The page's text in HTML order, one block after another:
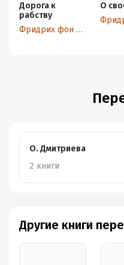
Дорога к
рабству
Фридрих фон Хайек
О
О. Дмитриева
2 книги
Другие книги